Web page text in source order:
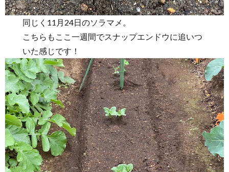
同じく11月24日のソラマメ。
こちらもここ一週間でスナップエンドウに追いつ
いた感じです！